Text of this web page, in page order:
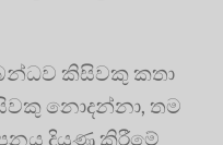
කිසිවකු කතා
නොදන්නා, තම
දියුණු කිරීමේ